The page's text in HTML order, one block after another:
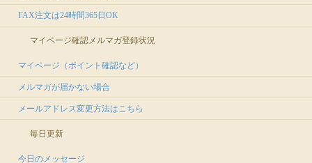
FAX注文は24時間365日OK
マイページ確認メルマガ登録状況
マイページ（ポイント確認など）
メルマガが届かない場合
メールアドレス変更方法はこちら
毎日更新
今日のメッセージ